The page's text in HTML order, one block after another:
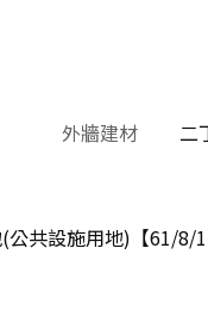
外牆建材 二
公共設施用地)【61/8/